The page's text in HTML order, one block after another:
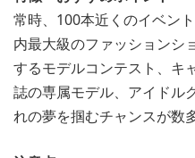
常時、100本近くのイベン
内最大級のファッションシ
するモデルコンテスト、キ
誌の専属モデル、アイドル
れの夢を掴むチャンスが数